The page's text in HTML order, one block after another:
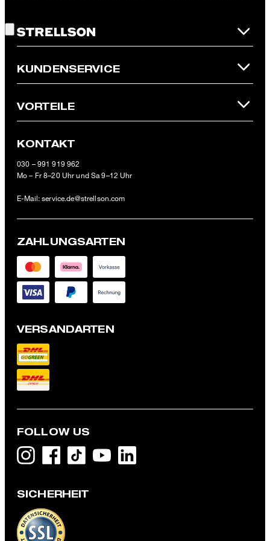
inkl. MwSt
widerrufen.
* Pflichtfeld
**Der 10 € Gutschein ist einmalig ab einem Mindestbestellwert von
100 € (Wert nach Abzug von Retouren/Warenrückgaben) im
KUNDENSERVICE
VORTEILE
KONTAKT
030 – 991 919 962
Mo – Fr 8–20 Uhr und Sa 9–12 Uhr
E-Mail:service.de@strellson.com
ZAHLUNGSARTEN
VERSANDARTEN
FOLLOW US
SICHERHEIT